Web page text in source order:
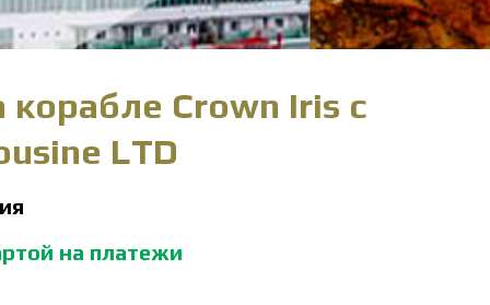
Crown Iris с
LTD
на платежи